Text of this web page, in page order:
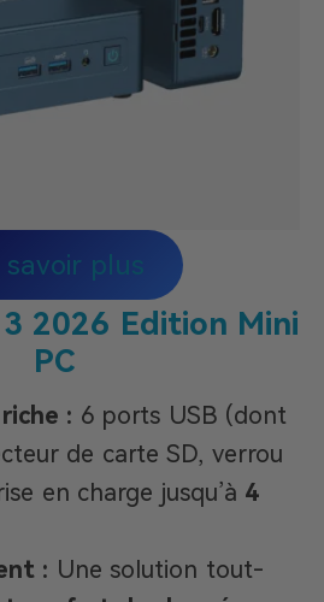
savoir plus
2026 Edition Mini
PC
: 6 ports USB (dont
de carte SD, verrou
en charge jusqu’à 4
: Une solution tout-